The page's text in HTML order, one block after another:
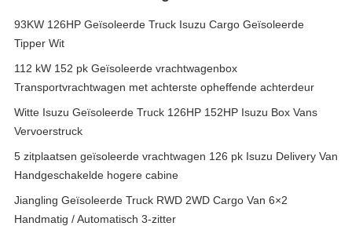
93KW 126HP Geïsoleerde Truck Isuzu Cargo Geïsoleerde
Tipper Wit
112 kW 152 pk Geïsoleerde vrachtwagenbox
Transportvrachtwagen met achterste opheffende achterdeur
Witte Isuzu Geïsoleerde Truck 126HP 152HP Isuzu Box Vans
Vervoerstruck
5 zitplaatsen geïsoleerde vrachtwagen 126 pk Isuzu Delivery Van
Handgeschakelde hogere cabine
Jiangling Geïsoleerde Truck RWD 2WD Cargo Van 6×2
Handmatig / Automatisch 3-zitter